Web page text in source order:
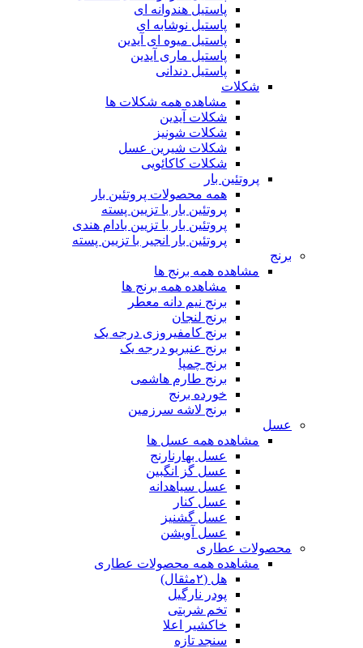
پاستیل هندوانه ای
پاستیل نوشابه ای
پاستیل میوه ای آیدین
پاستیل ماری آیدین
پاستیل دندانی
شکلات
مشاهده همه شکلات ها
شکلات آیدین
شکلات شونیز
شکلات شیرین عسل
شکلات کاکائویی
پروتئین بار
همه محصولات پروتئین بار
پروتئین بار با تزیین پسته
پروتئین بار با تزیین بادام هندی
پروتئین بار انجیر با تزیین پسته
برنج
مشاهده همه برنج ها
مشاهده همه برنج ها
برنج نیم دانه معطر
برنج لنجان
برنج کامفیروزی درجه یک
برنج عنبربو درجه یک
برنج چمپا
برنج طارم هاشمی
خورده برنج
برنج لاشه سرزمین
عسل
مشاهده همه عسل ها
عسل بهارنارنج
عسل گز انگبین
عسل سیاهدانه
عسل کنار
عسل گشنیز
عسل آویشن
محصولات عطاری
مشاهده همه محصولات عطاری
هل (۲مثقال)
پودر نارگیل
تخم شربتی
خاکشیر اعلا
سنجد تازه